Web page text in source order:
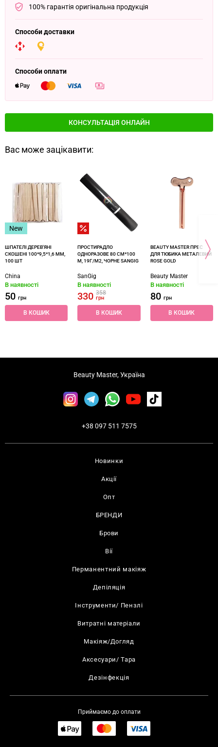
100% гарантія оригінальна продукція
Способи доставки
Способи оплати
КОНСУЛЬТАЦІЯ ОНЛАЙН
Вас може зацікавити:
New
ШПАТЕЛІ ДЕРЕВ'ЯНІ
СКОШЕНІ 100*9,5*1,6 ММ,
100 ШТ
China
В наявності
50 грн
В КОШИК
ПРОСТИРАДЛО
ОДНОРАЗОВЕ 80 СМ*100
М, 19Г/М2, ЧОРНЕ SANGIG
SanGig
В наявності
330358
грн
В КОШИК
BEAUTY MASTER ПРЕС
ДЛЯ ТЮБИКА МЕТАЛЕВИЙ
ROSE GOLD
Beauty Master
В наявності
80 грн
В КОШИК
Новинки
Акції
Опт
БРЕНДИ
Брови
Вії
Перманентний макіяж
Депіляція
Інструменти/ Пензлі
Витратні матеріали
Макіяж/Догляд
Аксесуари/ Тара
Дезінфекція
Beauty Master, Україна
+38 097 511 7575
Приймаємо до оплати